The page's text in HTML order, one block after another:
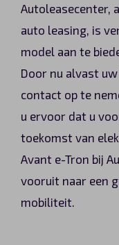
Autoleasecenter,
auto leasing, is
model aan te
Door nu alvast
contact op te
u ervoor dat u
toekomst van
Avant e-Tron bij
vooruit naar een
mobiliteit.